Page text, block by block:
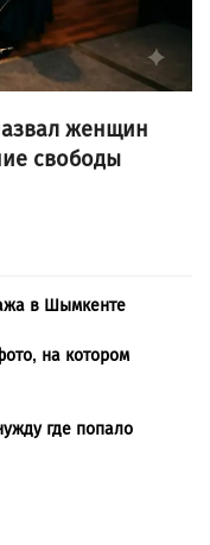
женщин
свободы
в Шымкенте
на котором
где попало